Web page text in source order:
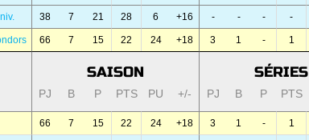
38 7 21 28 6 +16 - - - -
66 7 15 22 24 +18 3 1 - 1
SAISON SÉRIES
PJ B P PTS PU +/- PJ B P PTS
66 7 15 22 24 +18 3 1 - 1